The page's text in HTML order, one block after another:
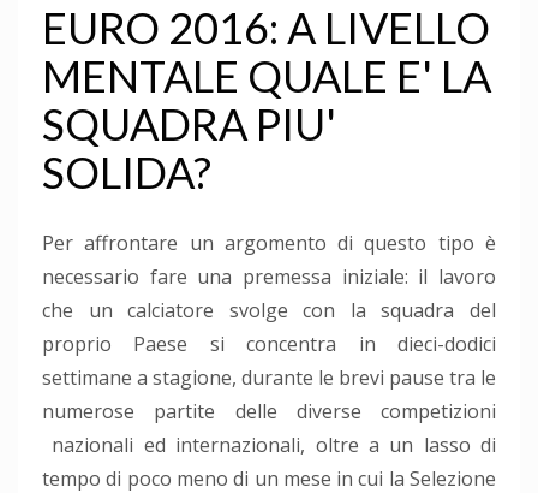
EURO 2016: A LIVELLO
MENTALE QUALE E' LA
SQUADRA PIU'
SOLIDA?
Per affrontare un argomento di questo tipo è
necessario fare una premessa iniziale: il lavoro
che un calciatore svolge con la squadra del
proprio Paese si concentra in dieci-dodici
settimane a stagione, durante le brevi pause tra le
numerose partite delle diverse competizioni
nazionali ed internazionali, oltre a un lasso di
tempo di poco meno di un mese in cui la Selezione